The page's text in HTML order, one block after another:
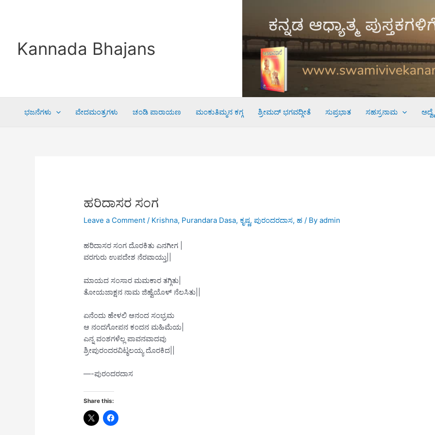
Kannada Bhajans
ಭಜನೆಗಳು ವೇದಮಂತ್ರಗಳು ಚಂಡಿ ಪಾರಾಯಣ ಮಂಕುತಿಮ್ಮನ ಕಗ್ಗ ಶ್ರೀಮದ್ ಭಗವದ್ಗೀತೆ ಸುಪ್ರಭಾತ ಸಹಸ್ರನಾಮ
ಹರಿದಾಸರ ಸಂಗ
Leave a Comment / Krishna, Purandara Dasa, ಕೃಷ್ಣ,ಪುರಂದರದಾಸ,ಹ / Byadmin
ಹರಿದಾಸರ ಸಂಗ ದೊರಕಿತು ಎನಗೀಗ |
ವರಗುರು ಉಪದೇಶ ನೆರವಾಯ್ತು||
ಮಾಯದ ಸಂಸಾರ ಮಮಕಾರ ತಗ್ಗಿತು|
ತೋಯಜಾಕ್ಷನ ನಾಮ ಜಿಹ್ವೆಯೊಳ್ ನೆಲಸಿತು||
ಏನೆಂದು ಹೇಳಲಿ ಆನಂದ ಸಂಭ್ರಮ
ಆ ನಂದಗೋಪನ ಕಂದನ ಮಹಿಮೆಯ|
ಎನ್ನ ವಂಶಗಳೆಲ್ಲ ಪಾವನವಾದವು
ಶ್ರೀಪುರಂದರವಿಟ್ಠಲಯ್ಯ ದೊರಕಿದ||
—-ಪುರಂದರದಾಸ
Share this: